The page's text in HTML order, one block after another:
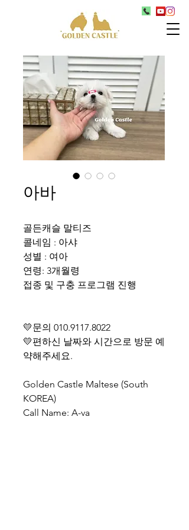
아바
골든캐슬 말티즈
콜네임 : 아샤
성별 : 여아
연령: 3개월령
접종 및 구충 프로그램 진행
💛문의 010.9117.8022
💛편하신 날짜와 시간으로 방문 예
약해주세요.
Golden Castle Maltese (South
KOREA)
Call Name: A-va